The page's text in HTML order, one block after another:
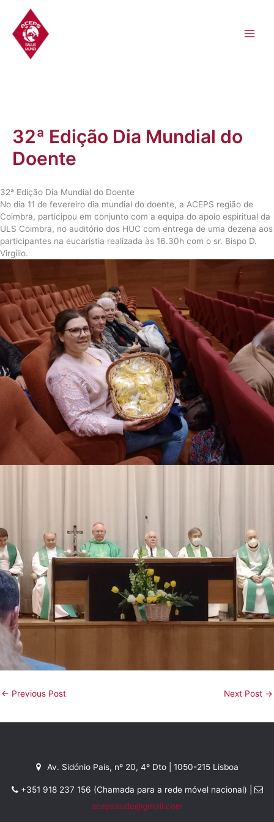
content
32ª Edição Dia Mundial do
Doente
32ª Edição Dia Mundial do Doente
No dia 11 de fevereiro dia mundial do doente, a ACEPS região de
Coimbra, participou em conjunto com a equipa do apoio espiritual da
ULS Coimbra, no auditório dos HUC com entrega de uma dezena aos
participantes na eucaristia realizada às 16.30h com o sr. Bispo D.
Virgílio.
← Previous Post Next Post →
Av. Sidónio Pais, nº 20, 4º Dto | 1050-215 Lisboa
+351 918 237 156 (Chamada para a rede móvel nacional) |
acepsaude@gmail.com